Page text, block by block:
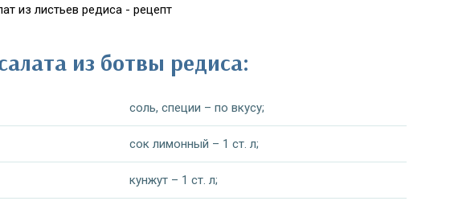
из листьев редиса - рецепт
из ботвы редиса:
соль, специи – по вкусу;
сок лимонный – 1 ст. л;
кунжут – 1 ст. л;